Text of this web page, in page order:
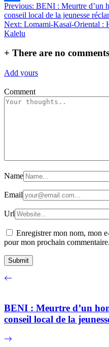
Partager
Navigation
de
l’article
Previous: BENI : Meurtre d’un
conseil local de la jeunesse
Next: Lomami-Kasaï-Oriental :
Kalelu
+ There are no comments
Add yours
Comment
Name
Email
Url
Enregistrer mon nom, mon
pour mon prochain commentaire.
BENI : Meurtre d’un
conseil local de la